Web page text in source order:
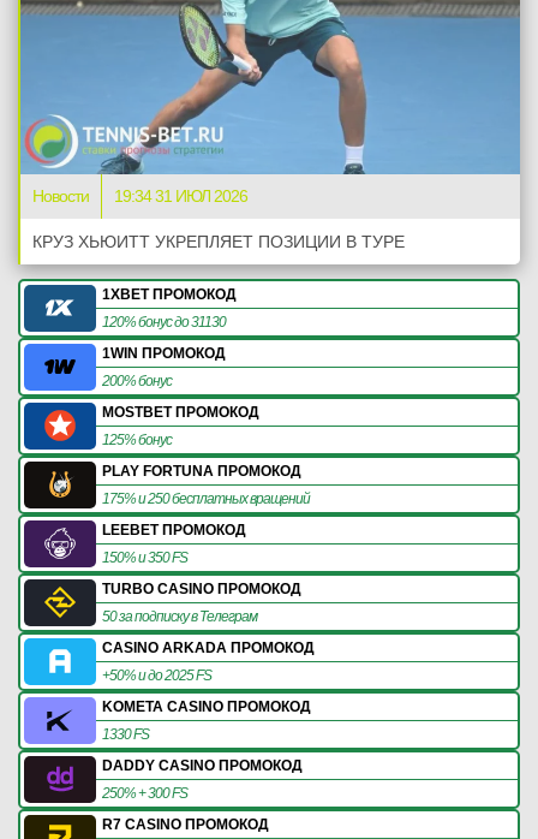
Новости 19:34 31 ИЮЛ 2026
КРУЗ ХЬЮИТТ УКРЕПЛЯЕТ ПОЗИЦИИ В ТУРЕ
1XBET ПРОМОКОД
120% бонус до 31130
1WIN ПРОМОКОД
200% бонус
MOSTBET ПРОМОКОД
125% бонус
PLAY FORTUNA ПРОМОКОД
175% и 250 бесплатных вращений
LEEBET ПРОМОКОД
150% и 350 FS
TURBO CASINO ПРОМОКОД
50 за подписку в Телеграм
CASINO ARKADA ПРОМОКОД
+50% и до 2025 FS
KOMETA CASINO ПРОМОКОД
1330 FS
DADDY CASINO ПРОМОКОД
250% + 300 FS
R7 CASINO ПРОМОКОД